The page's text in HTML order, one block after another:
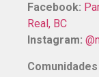
Facebook:
Real, BC
Instagram:
Comunidades